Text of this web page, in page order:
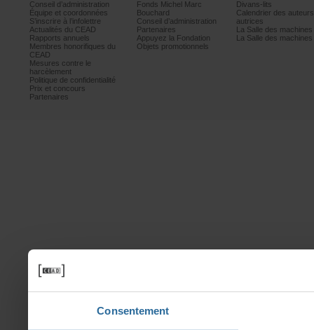
Consentement
Conseild’administration
Équipeetcoordonnées
S’inscrireàl’infolettre
ActualitésduCEAD
Rapportsannuels
Membreshonorifiquesdu
CEAD
Mesurescontrele
harcèlement
Politiquedeconfidentialité
Prixetconcours
Partenaires
FondsMichelMarc
Bouchard
Conseild’administration
Partenaires
AppuyezlaFondation
Objetspromotionnels
Divans-lits
autrices